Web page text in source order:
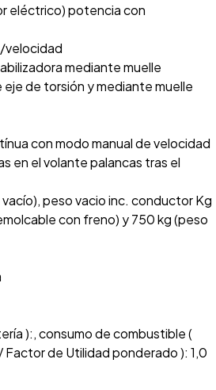
eléctrico) potencia con
velocidad
mediante muelle
de torsión y mediante muelle
con modo manual de velocidad
en el volante palancas tras el
peso vacio inc. conductor Kg
con freno) y 750 kg (peso
):, consumo de combustible (
Factor de Utilidad ponderado ): 1,0